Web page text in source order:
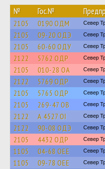
№ Гос.№
2105 0190 ОДМ Север
2105 09-20 ОДЭ Север
2105 60-60 ОДУ Север
2122 5762 ОДР Север
2105 010-28 ОА Север
2122 5769 ОДР Север
2105 5765 ОДР Север
2105 269-47 ОВ Север
2122 А 4527 ОІ Север
2122 90-08 ОДЭ Север
2105 4432 ОДР Север
1105 04-68 ОЕЕ Север
1105 09-78 ОЕЕ Север